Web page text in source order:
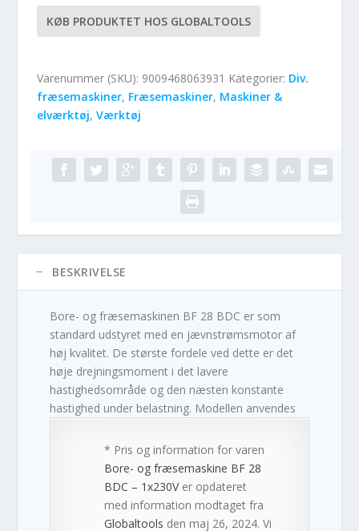
KØB PRODUKTET HOS GLOBALTOOLS
Varenummer (SKU): 9009468063931 Kategorier: Div.
fræsemaskiner, Fræsemaskiner, Maskiner &
elværktøj,Værktøj
BESKRIVELSE
Bore- og fræsemaskinen BF 28 BDC er som
standard udstyret med en jævnstrømsmotor af
høj kvalitet. De største fordele ved dette er det
høje drejningsmoment i det lavere
hastighedsområde og den næsten konstante
hastighed under belastning. Modellen anvendes
* Pris og information for varen
Bore- og fræsemaskine BF 28
BDC – 1x230Ver opdateret
med information modtaget fra
Globaltools den maj 26, 2024. Vi